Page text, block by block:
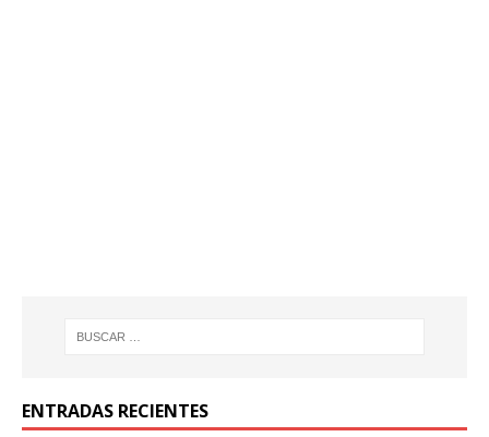
ENTRADAS RECIENTES